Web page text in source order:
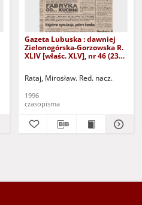
Gazeta Lubuska : dawniej
Zielonogórska-Gorzowska R.
XLIV [właśc. XLV], nr 46 (23
Rataj, Mirosław. Red. nacz.
1996
czasopisma